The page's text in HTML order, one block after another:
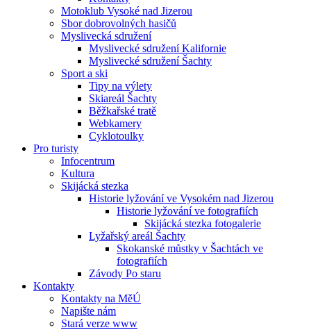
Motoklub Vysoké nad Jizerou
Sbor dobrovolných hasičů
Myslivecká sdružení
Myslivecké sdružení Kalifornie
Myslivecké sdružení Šachty
Sport a ski
Tipy na výlety
Skiareál Šachty
Běžkařské tratě
Webkamery
Cyklotoulky
Pro turisty
Infocentrum
Kultura
Skijácká stezka
Historie lyžování ve Vysokém nad Jizerou
Historie lyžování ve fotografiích
Skijácká stezka fotogalerie
Lyžařský areál Šachty
Skokanské můstky v Šachtách ve
fotografiích
Závody Po staru
Kontakty
Kontakty na MěÚ
Napište nám
Stará verze www